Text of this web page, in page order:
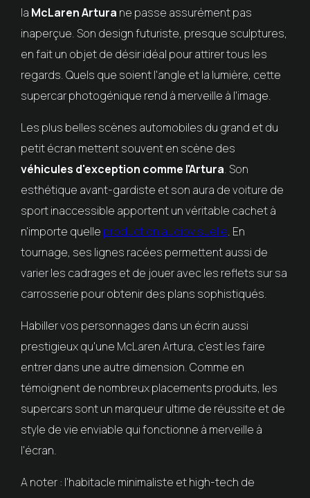
la McLaren Artura ne passe assurément pas
inaperçue. Son design futuriste, presque sculptures,
en fait un objet de désir idéal pour attirer tous les
regards. Quels que soient l'angle et la lumière, cette
supercar photogénique rend à merveille à l'image.
Les plus belles scènes automobiles du grand et du
petit écran mettent souvent en scène des
véhicules d'exception comme l'Artura. Son
esthétique avant-gardiste et son aura de voiture de
sport inaccessible apportent un véritable cachet à
n'importe quelle production audiovisuelle. En
tournage, ses lignes racées permettent aussi de
varier les cadrages et de jouer avec les reflets sur sa
carrosserie pour obtenir des plans sophistiqués.
Habiller vos personnages dans un écrin aussi
prestigieux qu'une McLaren Artura, c'est les faire
entrer dans une autre dimension. Comme en
témoignent de nombreux placements produits, les
supercars sont un marqueur ultime de réussite et de
style de vie enviable qui fonctionne à merveille à
l'écran.
A noter : l'habitacle minimaliste et high-tech de